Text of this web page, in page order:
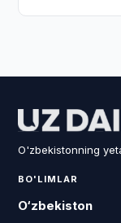
O'zbekistonning
BO'LIMLAR
O‘zbekiston